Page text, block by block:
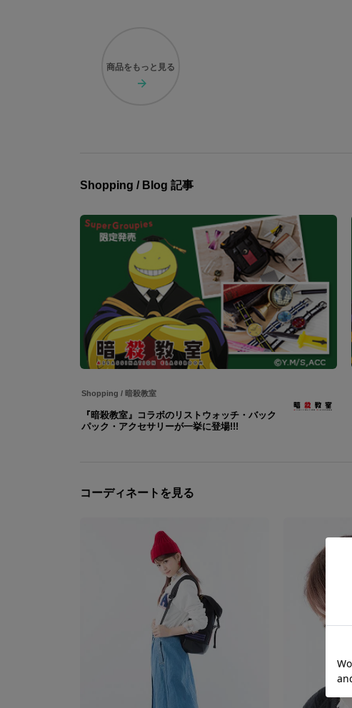
商品を もっと見る
Shopping / Blog 記事
Shopping / 暗殺教室
『暗殺教室』コラボのリストウォッチ・バック
パック・アクセサリーが一挙に登場!!!
コーディネートを見る